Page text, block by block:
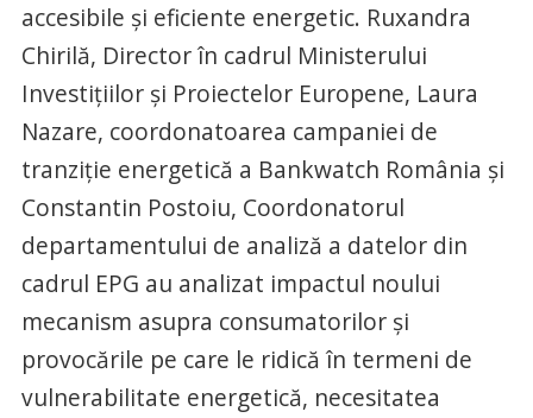
accesibile și eficiente energetic. Ruxandra
Chirilă, Director în cadrul Ministerului
Investițiilor și Proiectelor Europene, Laura
Nazare, coordonatoarea campaniei de
tranziție energetică a Bankwatch România și
Constantin Postoiu, Coordonatorul
departamentului de analiză a datelor din
cadrul EPG au analizat impactul noului
mecanism asupra consumatorilor și
provocările pe care le ridică în termeni de
vulnerabilitate energetică, necesitatea